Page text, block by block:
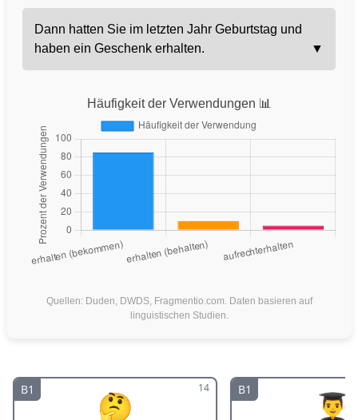
Dann hatten Sie im letzten Jahr Geburtstag und
haben ein Geschenk erhalten.
▼
Häufigkeit der Verwendungen 📊
Quellen: Duden, DWDS, Fragmentio.com. Daten basieren auf
linguistischen Studien.
B1 14
🤔 B1 👨‍🎓